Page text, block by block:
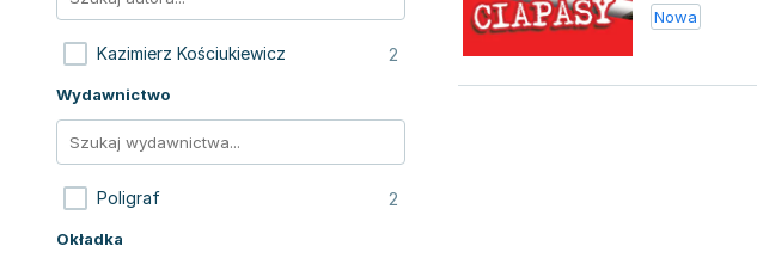
Kazimierz Kościukiewicz 2
Wydawnictwo
Poligraf 2
Okładka
Nowa